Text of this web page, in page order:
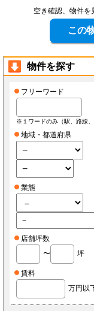
空き確認、物件を
物件を探す
フリーワード
※１ワードのみ（駅、路線、
地域・都道府県
業態
店舗坪数
〜
坪
賃料
万円以